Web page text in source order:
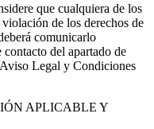
que cualquiera de los
de los derechos de
comunicarlo
contacto del apartado de
Legal y Condiciones
APLICABLE Y